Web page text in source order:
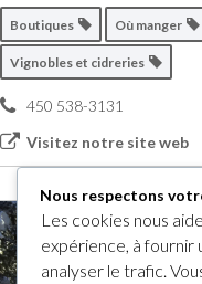
Boutiques Où manger
Vignobles et cidreries
450 538-3131
Visitez notre site web
Nous respectons
Les cookies nous
expérience, à fournir
analyser le trafic.